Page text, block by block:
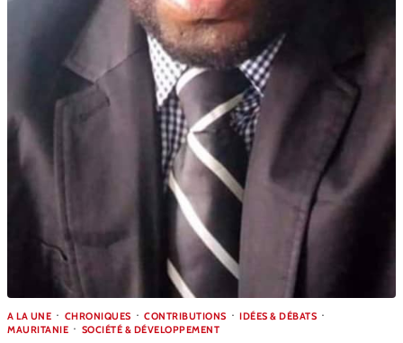
A LA UNE CHRONIQUES CONTRIBUTIONS
IDÉES & DÉBATS
MAURITANIE
SOCIÉTÉ & DÉVELOPPEMENT